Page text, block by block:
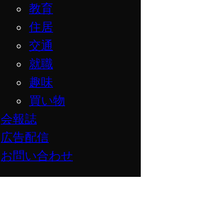
教育
住居
交通
就職
趣味
買い物
会報誌
広告配信
お問い合わせ